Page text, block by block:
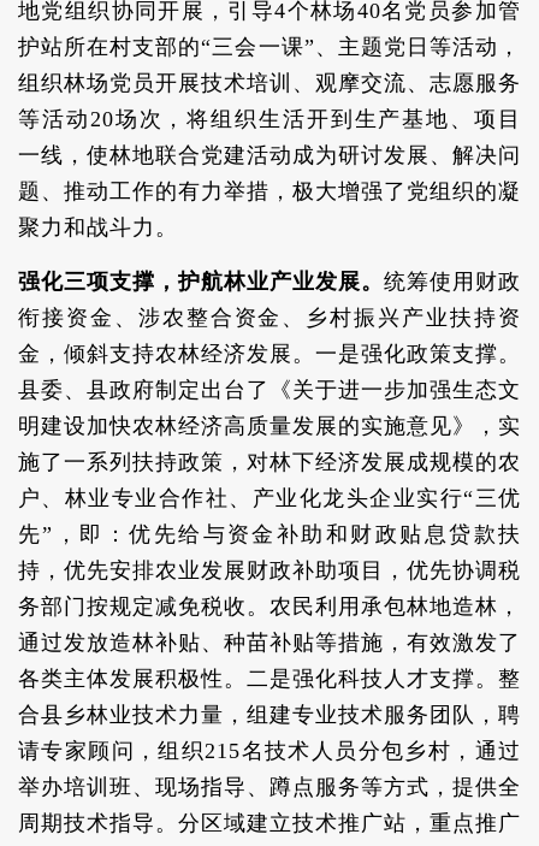
地党组织协同开展，引导4个林场40名党员参加管
护站所在村支部的“三会一课”、主题党日等活动，
组织林场党员开展技术培训、观摩交流、志愿服务
等活动20场次，将组织生活开到生产基地、项目
一线，使林地联合党建活动成为研讨发展、解决问
题、推动工作的有力举措，极大增强了党组织的凝
聚力和战斗力。
强化三项支撑，护航林业产业发展。 统筹使用财政
衔接资金、涉农整合资金、乡村振兴产业扶持资
金，倾斜支持农林经济发展。一是强化政策支撑。
县委、县政府制定出台了《关于进一步加强生态文
明建设加快农林经济高质量发展的实施意见》，实
施了一系列扶持政策，对林下经济发展成规模的农
户、林业专业合作社、产业化龙头企业实行“三优
先”，即：优先给与资金补助和财政贴息贷款扶
持，优先安排农业发展财政补助项目，优先协调税
务部门按规定减免税收。农民利用承包林地造林，
通过发放造林补贴、种苗补贴等措施，有效激发了
各类主体发展积极性。二是强化科技人才支撑。整
合县乡林业技术力量，组建专业技术服务团队，聘
请专家顾问，组织215名技术人员分包乡村，通过
举办培训班、现场指导、蹲点服务等方式，提供全
周期技术指导。分区域建立技术推广站，重点推广